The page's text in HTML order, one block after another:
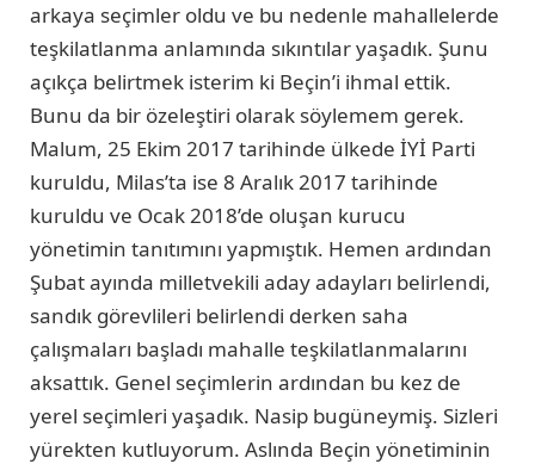
arkaya seçimler oldu ve bu nedenle mahallelerde
teşkilatlanma anlamında sıkıntılar yaşadık. Şunu
açıkça belirtmek isterim ki Beçin’i ihmal ettik.
Bunu da bir özeleştiri olarak söylemem gerek.
Malum, 25 Ekim 2017 tarihinde ülkede İYİ Parti
kuruldu, Milas’ta ise 8 Aralık 2017 tarihinde
kuruldu ve Ocak 2018’de oluşan kurucu
yönetimin tanıtımını yapmıştık. Hemen ardından
Şubat ayında milletvekili aday adayları belirlendi,
sandık görevlileri belirlendi derken saha
çalışmaları başladı mahalle teşkilatlanmalarını
aksattık. Genel seçimlerin ardından bu kez de
yerel seçimleri yaşadık. Nasip bugüneymiş. Sizleri
yürekten kutluyorum. Aslında Beçin yönetiminin